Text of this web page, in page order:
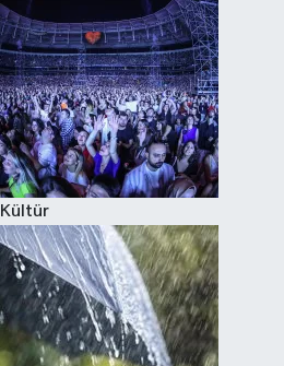
Kültür
Televizyon
Yaşam-Çevre